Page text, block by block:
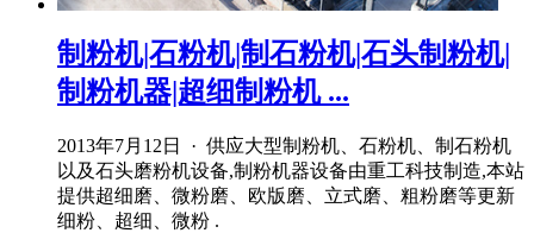
制粉机|石粉机|制石粉机|石头制粉机|
制粉机器|超细制粉机 ...
2013年7月12日 · 供应大型制粉机、石粉机、制石粉机
以及石头磨粉机设备,制粉机器设备由重工科技制造,本站
提供超细磨、微粉磨、欧版磨、立式磨、粗粉磨等更新
细粉、超细、微粉 .